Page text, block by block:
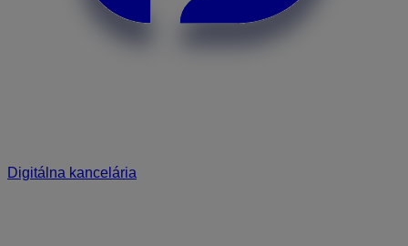
Digitálna kancelária